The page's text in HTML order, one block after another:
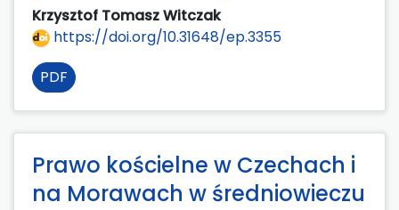
Krzysztof Tomasz Witczak
https://doi.org/10.31648/ep.3355
PDF
Prawo kościelne w Czechach i
na Morawach w średniowieczu